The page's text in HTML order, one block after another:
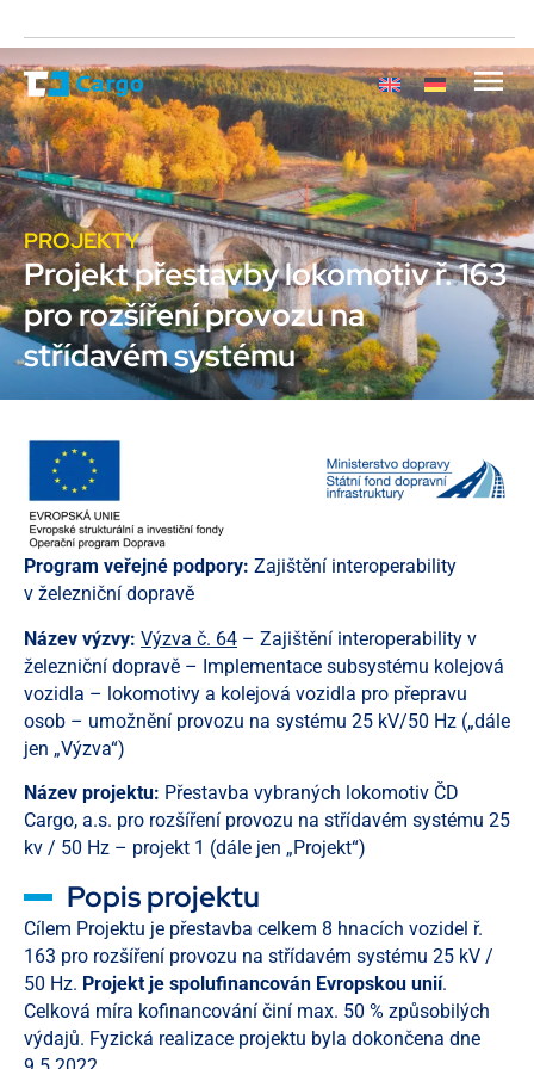
PROJEKTY
Projekt přestavby lokomotiv ř. 163
pro rozšíření provozu na
střídavém systému
Program veřejné podpory: Zajištění interoperability
v železniční dopravě
Název výzvy: Výzva č. 64 – Zajištění interoperability v
železniční dopravě – Implementace subsystému kolejová
vozidla – lokomotivy a kolejová vozidla pro přepravu
osob – umožnění provozu na systému 25 kV/50 Hz („dále
jen „Výzva“)
Název projektu: Přestavba vybraných lokomotiv ČD
Cargo, a.s. pro rozšíření provozu na střídavém systému 25
kv / 50 Hz – projekt 1 (dále jen „Projekt“)
Popis projektu
Cílem Projektu je přestavba celkem 8 hnacích vozidel ř.
163 pro rozšíření provozu na střídavém systému 25 kV /
50 Hz. Projekt je spolufinancován Evropskou unií.
Celková míra kofinancování činí max. 50 % způsobilých
výdajů. Fyzická realizace projektu byla dokončena dne